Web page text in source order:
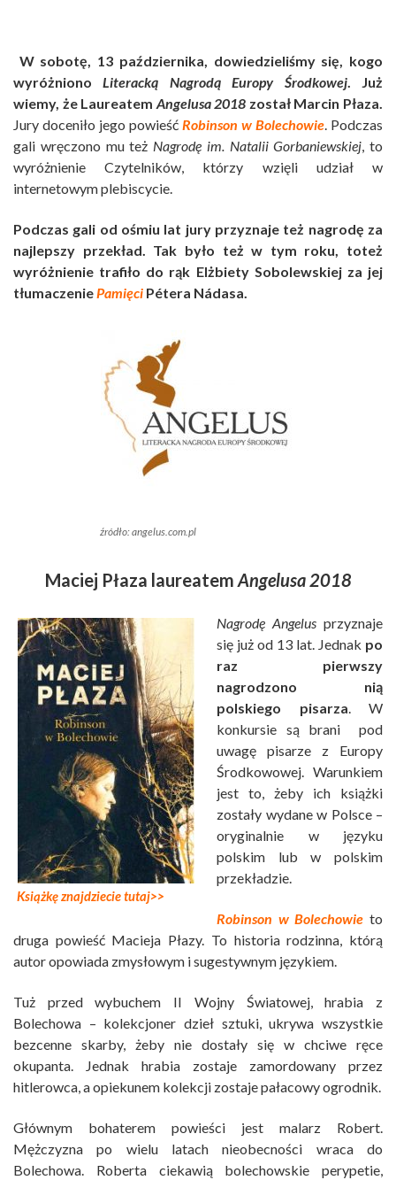
W sobotę, 13 października, dowiedzieliśmy się, kogo
wyróżnionoLiteracką Nagrodą Europy Środkowej. Już
wiemy, że Laureatem Angelusa 2018 został Marcin Płaza.
Jury doceniło jego powieść Robinson w Bolechowie. Podczas
gali wręczono mu też Nagrodę im. Natalii Gorbaniewskiej, to
wyróżnienie Czytelników, którzy wzięli udział w
internetowym plebiscycie.
Podczas gali od ośmiu lat jury przyznaje też nagrodę za
najlepszy przekład. Tak było też w tym roku, toteż
wyróżnienie trafiło do rąk Elżbiety Sobolewskiej za jej
tłumaczeniePamięci Pétera Nádasa.
źródło: angelus.com.pl
Maciej Płaza laureatem Angelusa 2018
Książkę znajdziecie tutaj>>
Nagrodę Angelus przyznaje
się już od 13 lat. Jednak po
raz pierwszy
nagrodzono nią
polskiego pisarza. W
konkursie są brani pod
uwagę pisarze z Europy
Środkowowej. Warunkiem
jest to, żeby ich książki
zostały wydane w Polsce –
oryginalnie w języku
polskim lub w polskim
przekładzie.
Robinson w Bolechowie to
druga powieść Macieja Płazy. To historia rodzinna, którą
autor opowiada zmysłowym i sugestywnym językiem.
Tuż przed wybuchem II Wojny Światowej, hrabia z
Bolechowa – kolekcjoner dzieł sztuki, ukrywa wszystkie
bezcenne skarby, żeby nie dostały się w chciwe ręce
okupanta. Jednak hrabia zostaje zamordowany przez
hitlerowca, a opiekunem kolekcji zostaje pałacowy ogrodnik.
Głównym bohaterem powieści jest malarz Robert.
Mężczyzna po wielu latach nieobecności wraca do
Bolechowa. Roberta ciekawią bolechowskie perypetie,